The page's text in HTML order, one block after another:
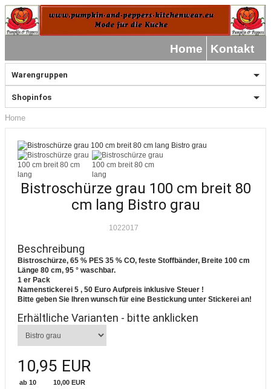
Home Kontakt
Warengruppen
Shopinfos
Home
Bistroschürze grau 100 cm breit 80
cm lang Bistro grau
1022017
Beschreibung
Bistroschürze, 65 % PES 35 % CO, feste Stoffbänder, Breite 100 cm
Länge 80 cm, 95 ° waschbar.
1 er Pack
Namenstickerei 5 , 50 Euro Aufpreis inklusive Steuer !
Bitte geben Sie Ihren wunsch für eine Bestickung unter Stickerei an!
Erhältliche Varianten - bitte anklicken
10,95 EUR
ab 10
10,00 EUR